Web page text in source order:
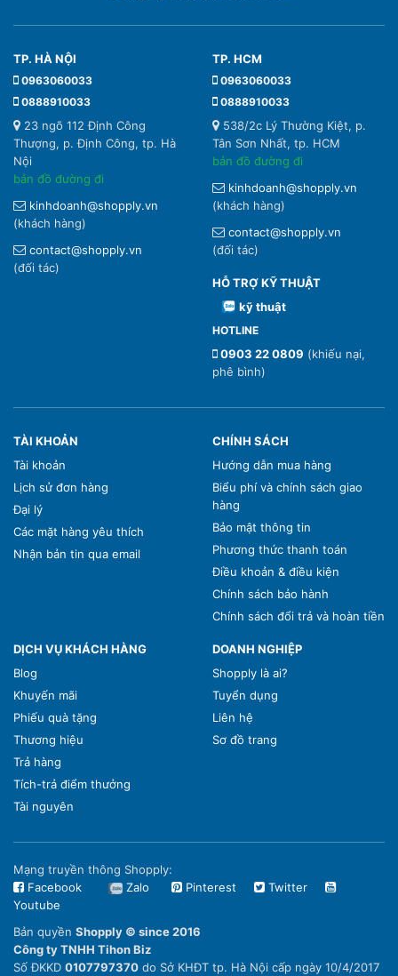
TP. HÀ NỘI
0963060033
0888910033
23 ngõ 112 Định Công
Thượng, p. Định Công, tp. Hà
Nội
bản đồ đường đi
kinhdoanh@shopply.vn
(khách hàng)
contact@shopply.vn
(đối tác)
TP. HCM
0963060033
0888910033
538/2c Lý Thường Kiệt, p.
Tân Sơn Nhất, tp. HCM
bản đồ đường đi
kinhdoanh@shopply.vn
(khách hàng)
contact@shopply.vn
(đối tác)
HỖ TRỢ KỸ THUẬT
kỹ thuật
HOTLINE
0903 22 0809 (khiếu nại,
phê bình)
TÀI KHOẢN
Tài khoản
Lịch sử đơn hàng
Đại lý
Các mặt hàng yêu thích
Nhận bản tin qua email
CHÍNH SÁCH
Hướng dẫn mua hàng
Biểu phí và chính sách giao
hàng
Bảo mật thông tin
Phương thức thanh toán
Điều khoản & điều kiện
Chính sách bảo hành
Chính sách đổi trả và hoàn tiền
DỊCH VỤ KHÁCH HÀNG
Blog
Khuyến mãi
Phiếu quà tặng
Thương hiệu
Trả hàng
Tích-trả điểm thưởng
Tài nguyên
DOANH NGHIỆP
Shopply là ai?
Tuyển dụng
Liên hệ
Sơ đồ trang
Mạng truyền thông Shopply:
Facebook
Zalo Pinterest
Twitter
Youtube
Bản quyền Shopply © since 2016
Công ty TNHH Tihon Biz
Số ĐKKD 0107797370 do Sở KHĐT tp. Hà Nội cấp ngày 10/4/2017